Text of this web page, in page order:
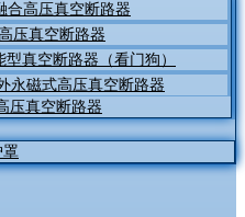
合高压真空断路器
压真空断路器
型真空断路器（看门狗）
永磁式高压真空断路器
压真空断路器
罩